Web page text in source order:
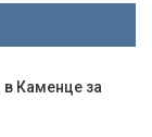
в Каменце за